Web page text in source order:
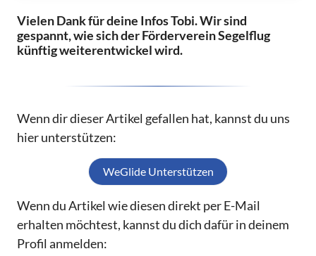
Vielen Dank für deine Infos Tobi. Wir sind
gespannt, wie sich der Förderverein Segelflug
künftig weiterentwickel wird.
Wenn dir dieser Artikel gefallen hat, kannst du uns
hier unterstützen:
WeGlide Unterstützen
Wenn du Artikel wie diesen direkt per E-Mail
erhalten möchtest, kannst du dich dafür in deinem
Profil anmelden: